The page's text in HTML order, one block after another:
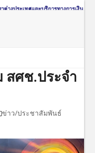
สศช.ประจำ
ข่าว/ประชาสัมพันธ์